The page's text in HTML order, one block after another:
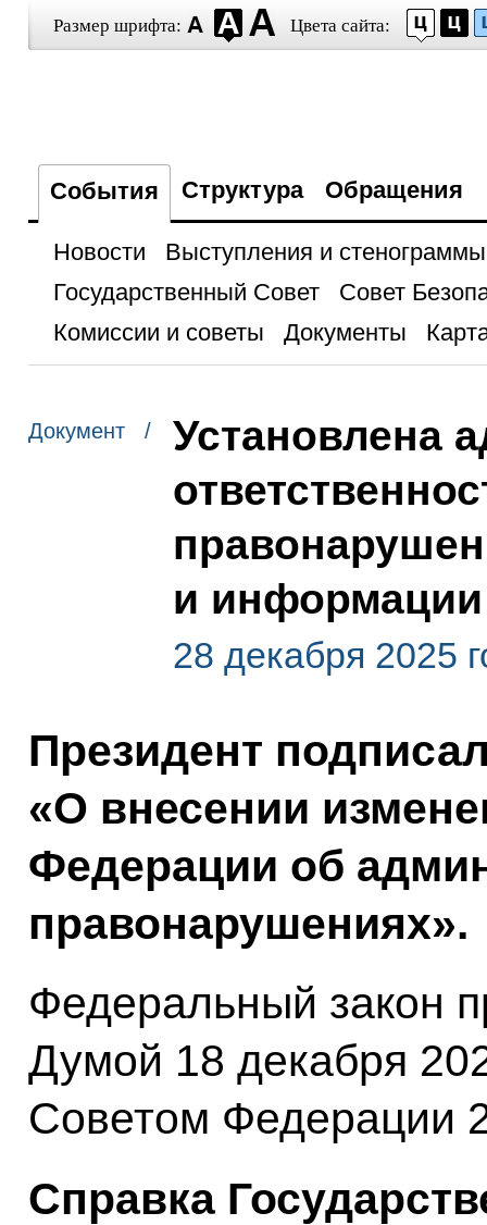
Размер шрифта: Цвета сайта:
События Структура Обращения
Новости
Выступления и стенограммы
Государственный Совет
Совет
Комиссии и советы
Документы
Документ /
Установлена
и информации
28 декабря 2025
Президент
«О внесении
Федерации об
правонарушениях».
Федеральный закон
Думой 18 декабря
Советом Федерации
Справка